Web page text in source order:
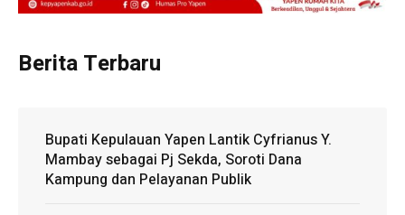
Berita Terbaru
Bupati Kepulauan Yapen Lantik Cyfrianus Y.
Mambay sebagai Pj Sekda, Soroti Dana
Kampung dan Pelayanan Publik